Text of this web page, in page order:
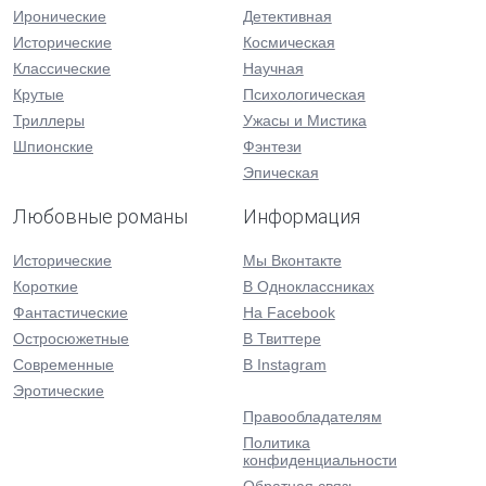
Иронические
Исторические
Классические
Крутые
Триллеры
Шпионские
Детективная
Космическая
Научная
Психологическая
Ужасы и Мистика
Фэнтези
Эпическая
Любовные романы
Исторические
Короткие
Фантастические
Остросюжетные
Современные
Эротические
Информация
Мы Вконтакте
В Одноклассниках
На Facebook
В Твиттере
В Instagram
Правообладателям
Политика
конфиденциальности